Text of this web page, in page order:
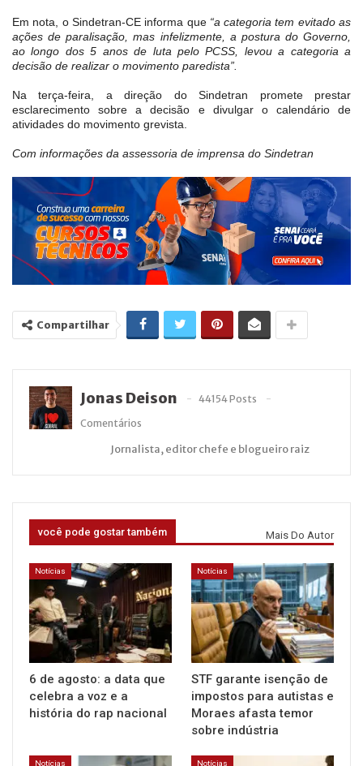
Em nota, o Sindetran-CE informa que“a categoria tem evitado as
ações de paralisação, mas infelizmente, a postura do Governo,
ao longo dos 5 anos de luta pelo PCSS, levou a categoria a
decisão de realizar o movimento paredista”.
Na terça-feira, a direção do Sindetran promete prestar
esclarecimento sobre a decisão e divulgar o calendário de
atividades do movimento grevista.
Com informações da assessoria de imprensa do Sindetran
Compartilhar
Jonas Deison
44154 Posts
Comentários
Jornalista, editor chefe e blogueiro raiz
você pode gostar também Mais Do Autor
Notícias
6 de agosto: a data que
celebra a voz e a
história do rap nacional
Notícias
STF garante isenção de
impostos para autistas e
Moraes afasta temor
sobre indústria
Notícias Notícias